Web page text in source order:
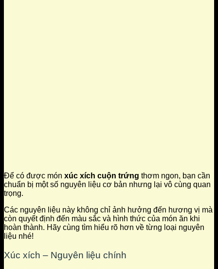
Để có được món xúc xích cuộn trứng thơm ngon, bạn cần
chuẩn bị một số nguyên liệu cơ bản nhưng lại vô cùng quan
trọng.
Các nguyên liệu này không chỉ ảnh hưởng đến hương vị mà
còn quyết định đến màu sắc và hình thức của món ăn khi
hoàn thành. Hãy cùng tìm hiểu rõ hơn về từng loại nguyên
liệu nhé!
Xúc xích – Nguyên liệu chính